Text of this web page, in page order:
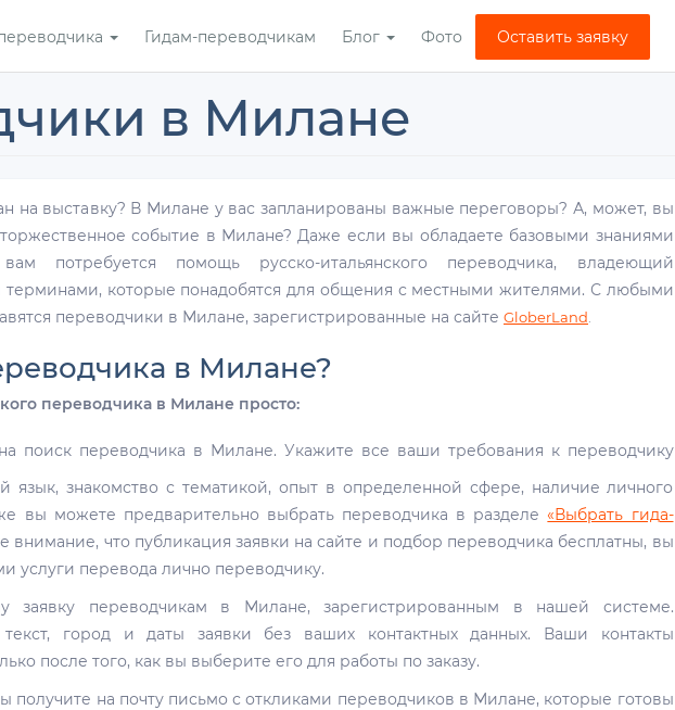
Гидам-переводчикам Блог Фото Оставить заявку
в Милане
на выставку? В Милане у вас запланированы важные переговоры? А, может, вы
событие в Милане? Даже если вы обладаете базовыми знаниями
вам потребуется помощь русско-итальянского переводчика, владеющий
которые понадобятся для общения с местными жителями. С любыми
переводчики в Милане, зарегистрированные на сайте GloberLand
в Милане?
переводчика в Милане просто:
на поиск переводчика в Милане. Укажите все ваши требования к переводчику
язык, знакомство с тематикой, опыт в определенной сфере, наличие личного
вы можете предварительно выбрать переводчика в разделе «Выбрать гида-
внимание, что публикация заявки на сайте и подбор переводчика бесплатны, вы
услуги перевода лично переводчику.
переводчикам в Милане, зарегистрированным в нашей системе.
текст, город и даты заявки без ваших контактных данных. Ваши контакты
после того, как вы выберите его для работы по заказу.
получите на почту письмо с откликами переводчиков в Милане, которые готовы